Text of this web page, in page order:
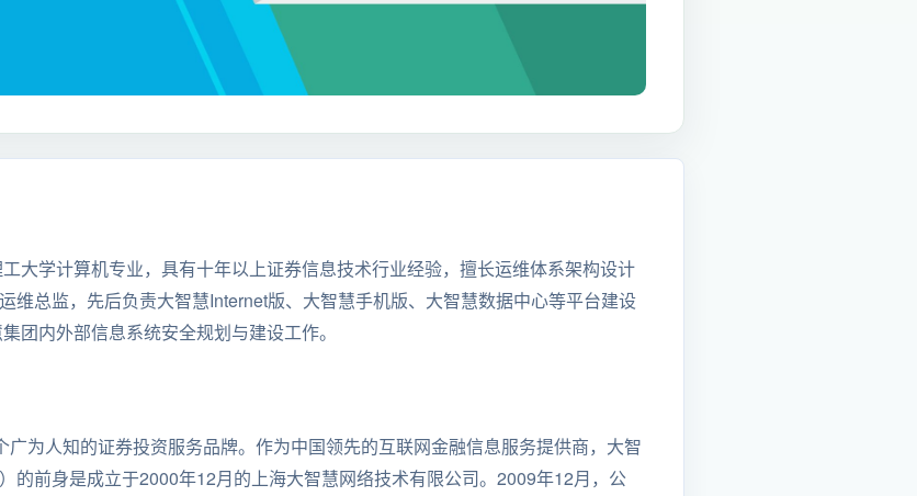
大学计算机专业，具有十年以上证券信息技术行业经验，擅长运维体系架构设计
维总监，先后负责大智慧Internet版、大智慧手机版、大智慧数据中心等平台建设
团内外部信息系统安全规划与建设工作。
广为人知的证券投资服务品牌。作为中国领先的互联网金融信息服务提供商，大智
的前身是成立于2000年12月的上海大智慧网络技术有限公司。2009年12月，公